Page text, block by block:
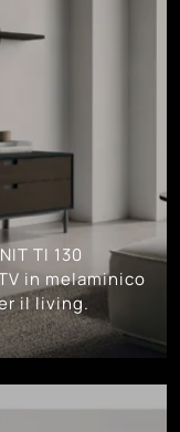
TI 130
in melaminico
il living.